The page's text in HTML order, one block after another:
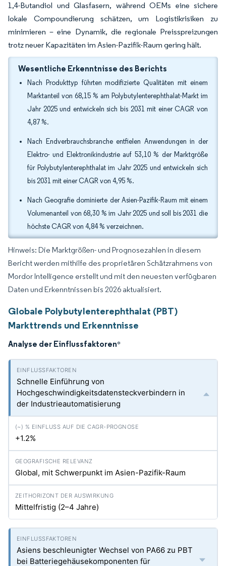
1,4-Butandiol und Glasfasern, während OEMs eine sichere
lokale Compoundierung schätzen, um Logistikrisiken zu
minimieren – eine Dynamik, die regionale Preisspreizungen
trotz neuer Kapazitäten im Asien-Pazifik-Raum gering hält.
Wesentliche Erkenntnisse des Berichts
Nach Produkttyp führten modifizierte Qualitäten mit einem
Marktanteil von 68,15 % am Polybutylenterephthalat-Markt im
Jahr 2025 und entwickeln sich bis 2031 mit einer CAGR von
4,87 %.
Nach Endverbrauchsbranche entfielen Anwendungen in der
Elektro- und Elektronikindustrie auf 53,10 % der Marktgröße
für Polybutylenterephthalat im Jahr 2025 und entwickeln sich
bis 2031 mit einer CAGR von 4,95 %.
Nach Geografie dominierte der Asien-Pazifik-Raum mit einem
Volumenanteil von 68,30 % im Jahr 2025 und soll bis 2031 die
höchste CAGR von 4,84 % verzeichnen.
Hinweis: Die Marktgrößen- und Prognosezahlen in diesem
Bericht werden mithilfe des proprietären Schätzrahmens von
Mordor Intelligence erstellt und mit den neuesten verfügbaren
Daten und Erkenntnissen bis 2026 aktualisiert.
Globale Polybutylenterephthalat (PBT)
Markttrends und Erkenntnisse
Analyse der Einflussfaktoren*
Schnelle Einführung von
Hochgeschwindigkeitsdatensteckverbindern in
der Industrieautomatisierung
+1.2%
Global, mit Schwerpunkt im Asien-Pazifik-Raum
Mittelfristig (2–4 Jahre)
Asiens beschleunigter Wechsel von PA66 zu PBT
bei Batteriegehäusekomponenten für